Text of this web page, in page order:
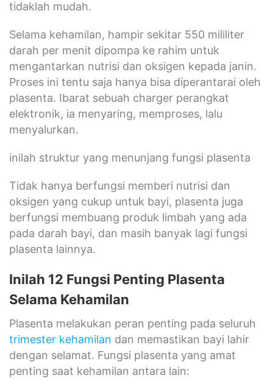
tidaklah mudah.
Selama kehamilan, hampir sekitar 550 mililiter
darah per menit dipompa ke rahim untuk
mengantarkan nutrisi dan oksigen kepada janin.
Proses ini tentu saja hanya bisa diperantarai oleh
plasenta. Ibarat sebuah charger perangkat
elektronik, ia menyaring, memproses, lalu
menyalurkan.
inilah struktur yang menunjang fungsi plasenta
Tidak hanya berfungsi memberi nutrisi dan
oksigen yang cukup untuk bayi, plasenta juga
berfungsi membuang produk limbah yang ada
pada darah bayi, dan masih banyak lagi fungsi
plasenta lainnya.
Inilah 12 Fungsi Penting Plasenta
Selama Kehamilan
Plasenta melakukan peran penting pada seluruh
trimester kehamilan dan memastikan bayi lahir
dengan selamat. Fungsi plasenta yang amat
penting saat kehamilan antara lain: